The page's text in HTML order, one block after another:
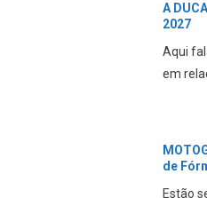
A
2027
Aqui
em
de
Estão